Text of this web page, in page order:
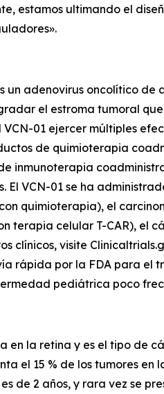
estamos ultimando el
un adenovirus oncolítico
el estroma tumoral
01 ejercer múltiples
de quimioterapia
inmunoterapia
El VCN-01 se ha
quimioterapia), el
terapia celular T-CAR), el
clínicos, visite
rápida por la FDA para el
pediátrica poco
en la retina y es el tipo de
el 15 % de los tumores
de 2 años, y rara vez se